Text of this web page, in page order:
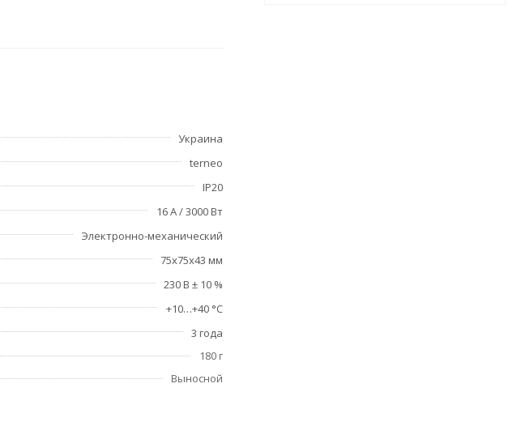
Украина
terneo
IP20
16 А / 3000 Вт
Электронно-механический
75х75х43 мм
230 В ± 10 %
+10…+40 °C
3 года
180 г
Выносной